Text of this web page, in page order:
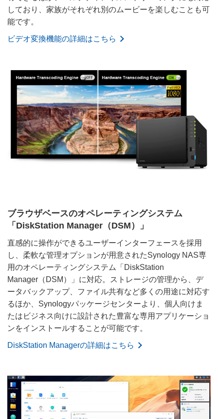
しており、家族がそれぞれ別のムービーを楽しむことも可
能です。
ビデオ変換機能の詳細はこちら
ブラウザベースのオペレーティングシステム
「DiskStation Manager（DSM）」
直感的に操作ができるユーザーインターフェースを採用
し、柔軟な管理オプションが用意されたSynology NAS専
用のオペレーティングシステム「DiskStation
Manager（DSM）」に対応。ストレージの管理から、デ
ータバックアップ、ファイル共有など多くの用途に対応す
るほか、Synologyパッケージセンターより、個人向けま
たはビジネス向けに設計された豊富な専用アプリケーショ
ンをインストールすることが可能です。
DiskStation Managerの詳細はこちら